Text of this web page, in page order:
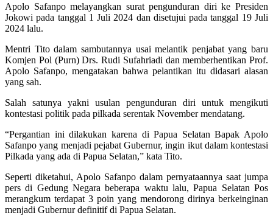
Apolo Safanpo melayangkan surat pengunduran diri ke Presiden
Jokowi pada tanggal 1 Juli 2024 dan disetujui pada tanggal 19 Juli
2024 lalu.
Mentri Tito dalam sambutannya usai melantik penjabat yang baru
Komjen Pol (Purn) Drs. Rudi Sufahriadi dan memberhentikan Prof.
Apolo Safanpo, mengatakan bahwa pelantikan itu didasari alasan
yang sah.
Salah satunya yakni usulan pengunduran diri untuk mengikuti
kontestasi politik pada pilkada serentak November mendatang.
“Pergantian ini dilakukan karena di Papua Selatan Bapak Apolo
Safanpo yang menjadi pejabat Gubernur, ingin ikut dalam kontestasi
Pilkada yang ada di Papua Selatan,” kata Tito.
Seperti diketahui, Apolo Safanpo dalam pernyataannya saat jumpa
pers di Gedung Negara beberapa waktu lalu, Papua Selatan Pos
merangkum terdapat 3 poin yang mendorong dirinya berkeinginan
menjadi Gubernur definitif di Papua Selatan.